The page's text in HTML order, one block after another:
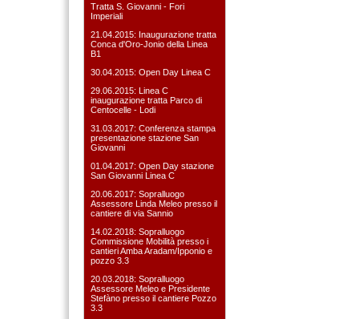
Tratta S. Giovanni - Fori
Imperiali
21.04.2015: Inaugurazione tratta
Conca d'Oro-Jonio della Linea
B1
30.04.2015: Open Day Linea C
29.06.2015: Linea C
inaugurazione tratta Parco di
Centocelle - Lodi
31.03.2017: Conferenza stampa
presentazione stazione San
Giovanni
01.04.2017: Open Day stazione
San Giovanni Linea C
20.06.2017: Sopralluogo
Assessore Linda Meleo presso il
cantiere di via Sannio
14.02.2018: Sopralluogo
Commissione Mobilità presso i
cantieri Amba Aradam/Ipponio e
pozzo 3.3
20.03.2018: Sopralluogo
Assessore Meleo e Presidente
Stefàno presso il cantiere Pozzo
3.3